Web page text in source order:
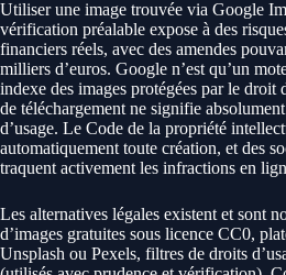
Utiliser une image trouvée via Google
vérification préalable expose à des
financiers réels, avec des amendes
milliers d’euros. Google n’est qu’un
indexe des images protégées par le droit
de téléchargement ne signifie
d’usage. Le Code de la propriété
automatiquement toute création, et des
traquent activement les infractions en
Les alternatives légales existent et sont
d’images gratuites sous licence CC0,
Unsplash ou Pexels, filtres de droits